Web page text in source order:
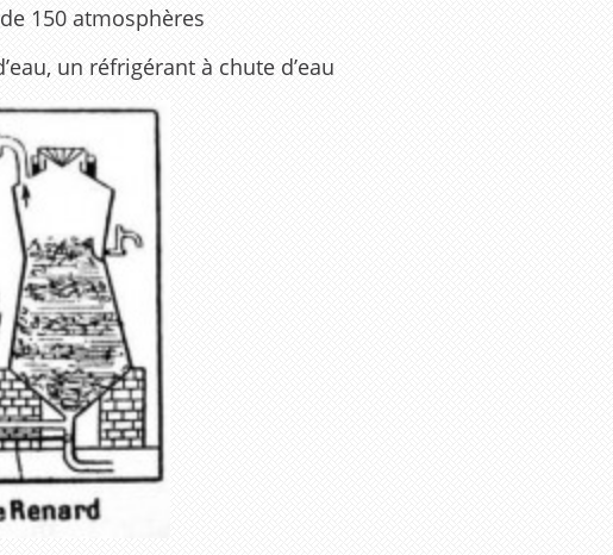
150 atmosphères
un réfrigérant à chute d’eau